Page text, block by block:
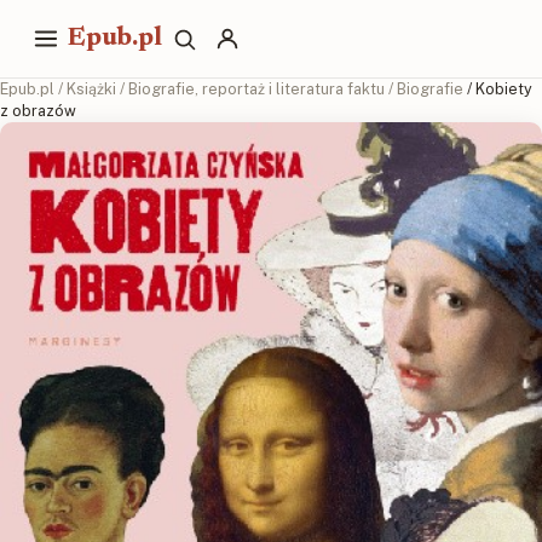
Epub.pl
Epub.pl / Książki / Biografie, reportaż i literatura faktu / Biografie / Kobiety
z obrazów